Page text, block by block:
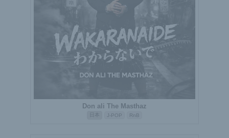
Don ali The Masthaz
J-POP RnB